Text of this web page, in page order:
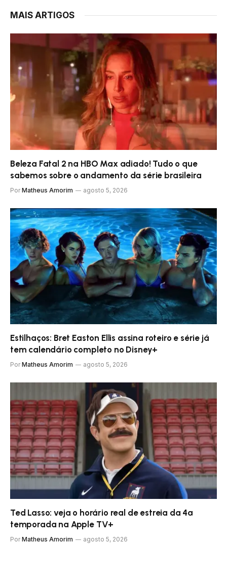
MAIS ARTIGOS
Beleza Fatal 2 na HBO Max adiado! Tudo o que
sabemos sobre o andamento da série brasileira
Por Matheus Amorim agosto 5, 2026
Estilhaços: Bret Easton Ellis assina roteiro e série já
tem calendário completo no Disney+
Por Matheus Amorim agosto 5, 2026
Ted Lasso: veja o horário real de estreia da 4ª
temporada na Apple TV+
Por Matheus Amorim agosto 5, 2026